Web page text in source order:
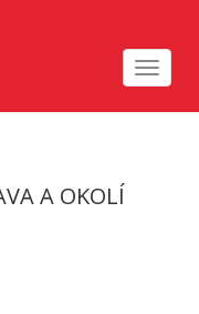
Toggle
A OKOLÍ